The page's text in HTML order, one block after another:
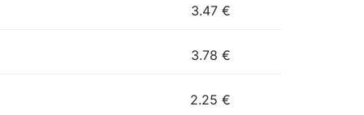
3.47 €
3.78 €
2.25 €